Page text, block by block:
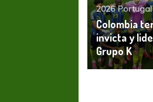
2026 Portugal
Colombia
invicta y
Grupo K